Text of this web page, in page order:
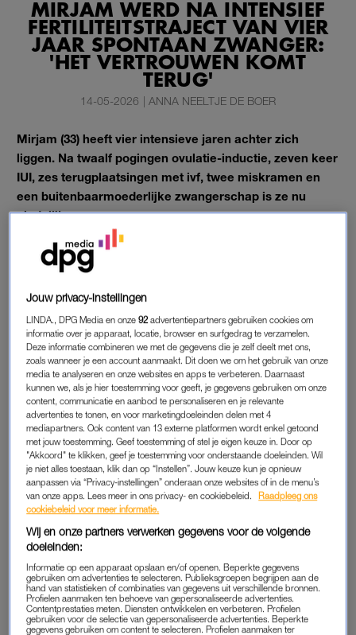
MIRJAM WERD NA INTENSIEF
FERTILITEITSTRAJECT VAN VIER
JAAR SPONTAAN ZWANGER:
'HET VERTROUWEN KOMT
TERUG'
14-05-2026 | ANNA NEELTJE DE BOER
Mirjam (33) heeft vier intensieve jaren achter zich
liggen. Na twaalf pogingen ovulatie-inductie, zeven keer
IUI, zes terugplaatsingen met ivf, twee miskramen en
een buitenbaarmoederlijke zwangerschap is ze nu
eindelijk zwanger.
In de rubriekWonder gewenst
zwangerschap en het intensieve fertiliteitstraject dat daaraan
STERKE KINDERWENS
“Als jong meisje had ik al een kinderwens”, vertelt Mirjam. “Ik
wilde kapster worden én moeder. Ik leerde mijn man kennen
toen ik 25 was. We vonden het belangrijk om een stabiele
relatie te hebben voordat we aan kinderen zouden beginnen.
Toen ik 29 was, zijn we ervoor gegaan.”
Mirjam stopt met de anticonceptiepilen houdt er rekening
mee dat het even duurt voordat haar eigen hormoonproductie
weer volledig op gang is. “Als meisje was ik al onregelmatig
ongesteld. Ik hoopte dat ik daar overheen was gegroeid, maar
dat was niet zo. Toch hield ik hoop, totdat een vriendin zei dat
het inmiddels wel langzaam zou moeten stabiliseren. Dat
gebeurde niet, het ging juist steeds meer afwijken. Ik was bijna
nooit ongesteld, soms zaten er wel 70 dagen tussen.”
Jouw privacy-instellingen
LINDA., DPG Media en onze92 advertentiepartners gebruiken cookies om
informatie over je apparaat, locatie, browser en surfgedrag te verzamelen.
Deze informatie combineren we met de gegevens die je zelf deelt met ons,
zoals wanneer je een account aanmaakt. Dit doen we om het gebruik van onze
media te analyseren en onze websites en apps te verbeteren. Daarnaast
kunnen we, als je hier toestemming voor geeft, je gegevens gebruiken om onze
content, communicatie en aanbod te personaliseren en je relevante
advertenties te tonen, en voor marketingdoeleinden delen met 4
mediapartners. Ook content van 13 externe platformen wordt enkel getoond
met jouw toestemming. Geef toestemming of stel je eigen keuze in. Door op
"Akkoord" te klikken, geef je toestemming voor onderstaande doeleinden. Wil
je niet alles toestaan, klik dan op “Instellen”. Jouw keuze kun je opnieuw
aanpassen via “Privacy-instellingen” onderaan onze websites of in de menu’s
van onze apps. Lees meer in ons privacy- en cookiebeleid.
Raadpleeg ons
cookiebeleid voor meer informatie.
Wij en onze partners verwerken gegevens voor de volgende
doeleinden:
Informatie op een apparaat opslaan en/of openen. Beperkte gegevens
gebruiken om advertenties te selecteren. Publieksgroepen begrijpen aan de
hand van statistieken of combinaties van gegevens uit verschillende bronnen.
Profielen aanmaken ten behoeve van gepersonaliseerde advertenties.
Contentprestaties meten. Diensten ontwikkelen en verbeteren. Profielen
gebruiken voor de selectie van gepersonaliseerde advertenties. Beperkte
gegevens gebruiken om content te selecteren. Profielen aanmaken ter